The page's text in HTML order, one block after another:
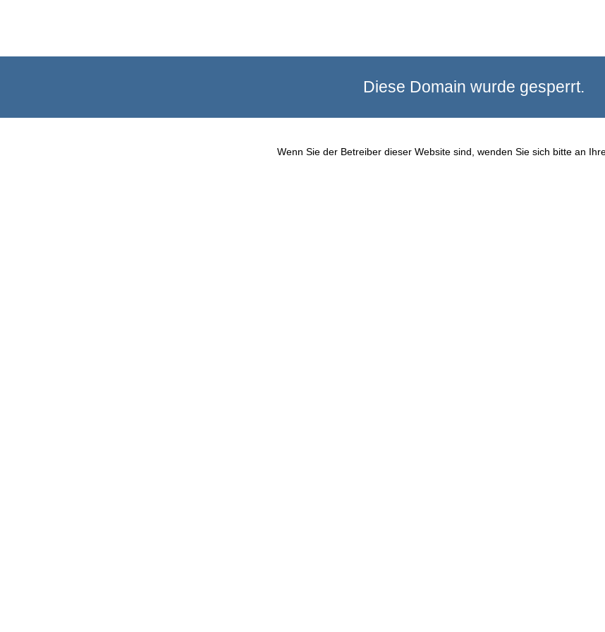
Diese Domain wurde gesperrt.
Wenn Sie der Betreiber dieser Website sind, wenden Sie sich bitte an